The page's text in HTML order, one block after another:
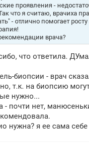
проявления -
что я считаю, врачиха
- отлично помогает
врача?
что ответила.
биопсии - врач
т.к. на биопсию
нужно...
- почти нет,
нужна? я ее сама себе